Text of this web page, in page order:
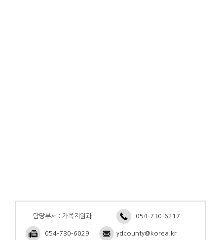
담당부서 : 가족지원과 054-730-6217
054-730-6029 ydcounty@korea.kr